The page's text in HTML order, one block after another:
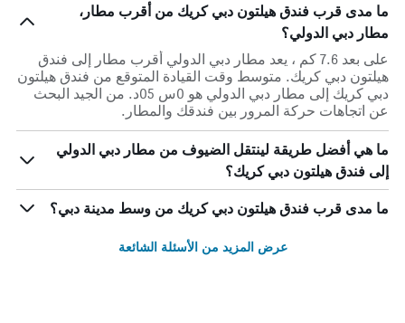
ما مدى قرب فندق هيلتون دبي كريك من أقرب مطار،
مطار دبي الدولي؟
على بعد 7.6 كم ، يعد مطار دبي الدولي أقرب مطار إلى فندق
هيلتون دبي كريك. متوسط وقت القيادة المتوقع من فندق هيلتون
دبي كريك إلى مطار دبي الدولي هو 0س 05د. من الجيد البحث
عن اتجاهات حركة المرور بين فندقك والمطار.
ما هي أفضل طريقة لينتقل الضيوف من مطار دبي الدولي
إلى فندق هيلتون دبي كريك؟
ما مدى قرب فندق هيلتون دبي كريك من وسط مدينة دبي؟
عرض المزيد من الأسئلة الشائعة